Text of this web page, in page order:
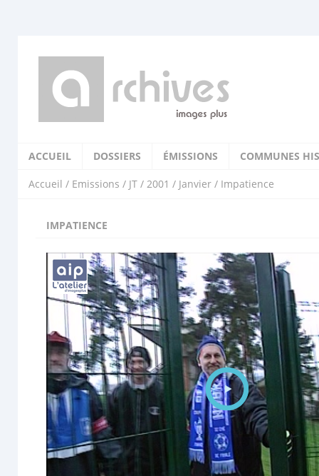
ACCUEIL DOSSIERS ÉMISSIONS COMMUNES
Accueil / Emissions / JT / 2001 / Janvier / Impatience
IMPATIENCE